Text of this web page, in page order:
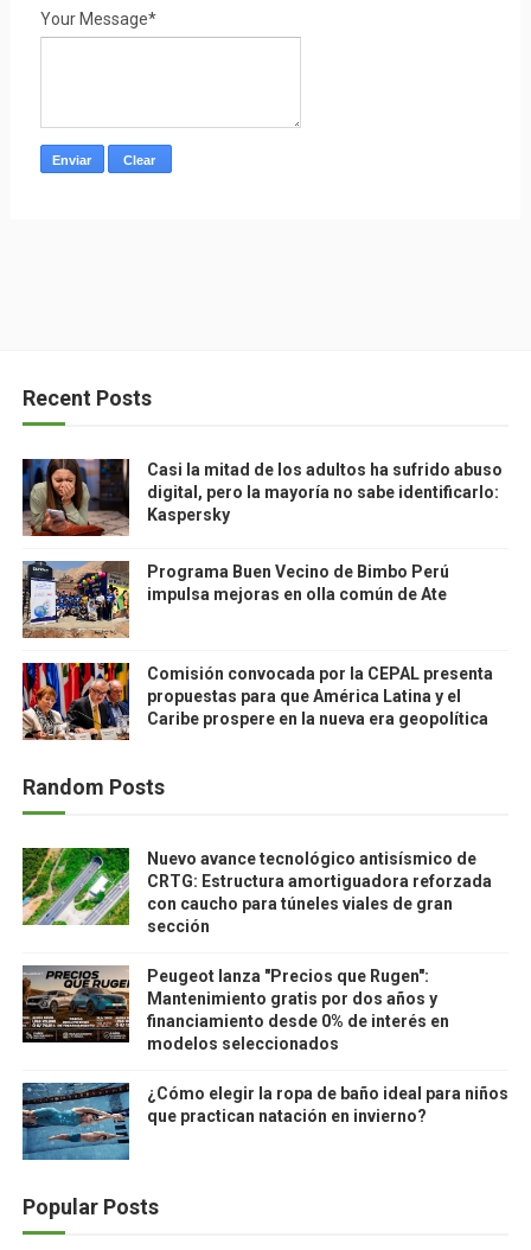
Your Message*
Recent Posts
Casi la mitad de los adultos ha sufrido abuso
digital, pero la mayoría no sabe identificarlo:
Kaspersky
Programa Buen Vecino de Bimbo Perú
impulsa mejoras en olla común de Ate
Comisión convocada por la CEPAL presenta
propuestas para que América Latina y el
Caribe prospere en la nueva era geopolítica
Random Posts
Nuevo avance tecnológico antisísmico de
CRTG: Estructura amortiguadora reforzada
con caucho para túneles viales de gran
sección
Peugeot lanza "Precios que Rugen":
Mantenimiento gratis por dos años y
financiamiento desde 0% de interés en
modelos seleccionados
¿Cómo elegir la ropa de baño ideal para niños
que practican natación en invierno?
Popular Posts